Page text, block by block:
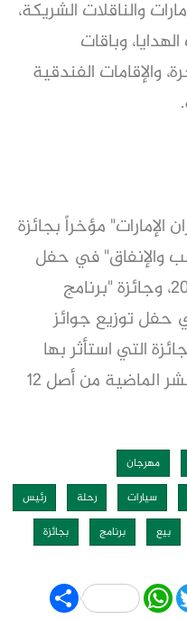
والناقلات الشريكة،
وباقات
والإقامات الفندقية
الإمارات" مؤخراً بجائزة
والإنفاق" في حفل
جوائز المسافر الدائم لعام 2023، وجائزة "برنامج
حفل توزيع جوائز
وهي الجائزة التي استأثر بها
البرنامج في الأعوام الإحدى عشر الماضية من أصل 12
مهرجان
سيارات رحلة
رئيس
بيع برنامج
بجائزة
Share